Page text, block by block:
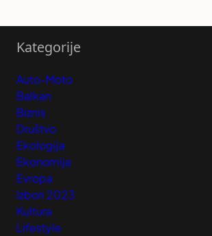
Kategorije
Auto-Moto
Balkan
Biznis
Društvo
Ekologija
Ekonomija
Evropa
Izbori 2023
Kultura
Lifestyle